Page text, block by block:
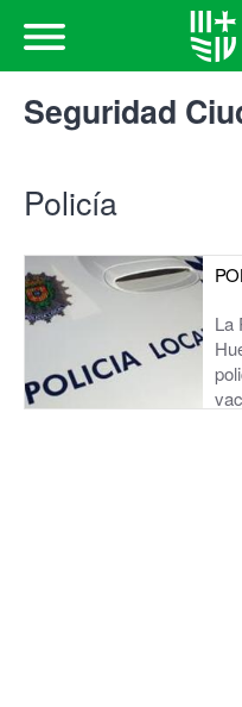
Seguridad
Policía
La